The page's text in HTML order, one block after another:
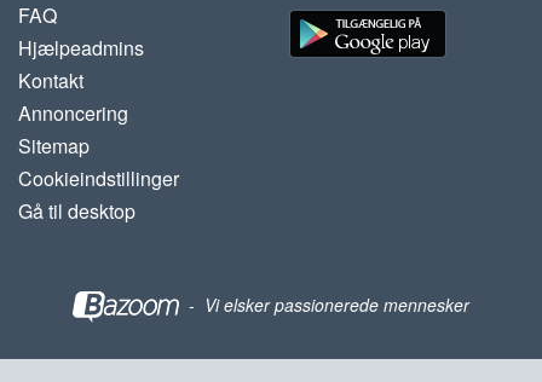
FAQ
Hjælpeadmins
Kontakt
Annoncering
Sitemap
Cookieindstillinger
Gå til desktop
- Vi elsker passionerede mennesker